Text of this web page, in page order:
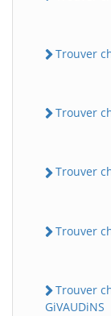
Trouver
Trouver
Trouver
Trouver
Trouver
GiVAUDiNS